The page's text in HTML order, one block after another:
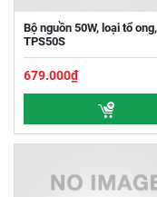
Bộ nguồn 50W, loại tổ ong,
TPS50S
679.000₫